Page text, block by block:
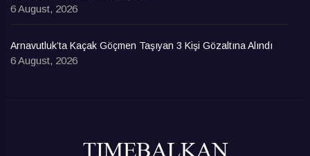
6 August, 2026
Arnavutluk’ta Kaçak Göçmen Taşıyan 3 Kişi Gözaltına Alındı
6 August, 2026